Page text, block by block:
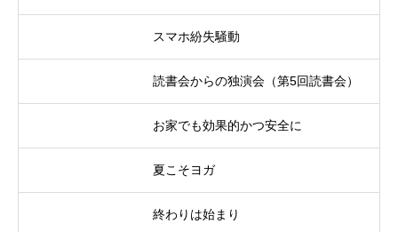
スマホ紛失騒動
読書会からの独演会（第5回読書会）
お家でも効果的かつ安全に
夏こそヨガ
終わりは始まり